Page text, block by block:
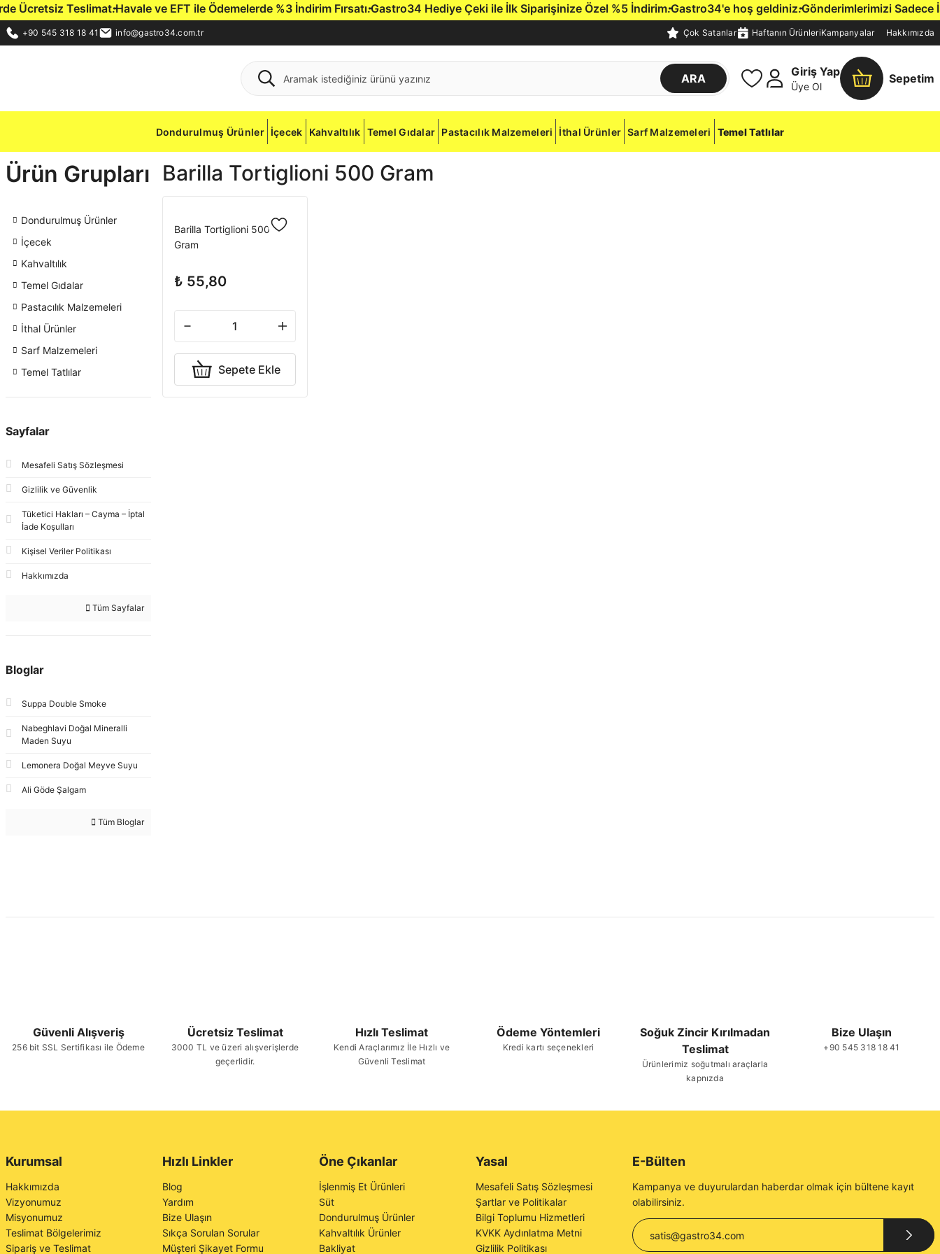
Teslimat.Havale ve EFT ile Ödemelerde %3 İndirim Fırsatı.Gastro34 Hediye Çeki ile İlk Siparişinize Özel %5 İndirim.Gastro34'e hoş geldiniz.Gönderimlerimizi Sadece
+90 545 318 18 41 info@gastro34.com.tr Çok Satanlar Haftanın ÜrünleriKampanyalar Hakkımızda
ARA
Giriş Yap
Üye Ol
Sepetim
Dondurulmuş Ürünler İçecek Kahvaltılık Temel Gıdalar Pastacılık Malzemeleri İthal Ürünler Sarf Malzemeleri Temel Tatlılar
Ürün Grupları
Dondurulmuş Ürünler
İçecek
Kahvaltılık
Temel Gıdalar
Pastacılık Malzemeleri
İthal Ürünler
Sarf Malzemeleri
Temel Tatlılar
Sayfalar
Mesafeli Satış Sözleşmesi
Gizlilik ve Güvenlik
Tüketici Hakları – Cayma – İptal
İade Koşulları
Kişisel Veriler Politikası
Hakkımızda
Tüm Sayfalar
Bloglar
Suppa Double Smoke
Nabeghlavi Doğal Mineralli
Maden Suyu
Lemonera Doğal Meyve Suyu
Ali Göde Şalgam
Tüm Bloglar
Barilla Tortiglioni 500 Gram
Barilla Tortiglioni 500
Gram
₺ 55,80
Sepete Ekle
Güvenli Alışveriş
256 bit SSL Sertifikası ile Ödeme
Ücretsiz Teslimat
3000 TL ve üzeri alışverişlerde
geçerlidir.
Hızlı Teslimat
Kendi Araçlarımız İle Hızlı ve
Güvenli Teslimat
Ödeme Yöntemleri
Kredi kartı seçenekleri
Soğuk Zincir Kırılmadan
Teslimat
Ürünlerimiz soğutmalı araçlarla
kapnızda
Bize Ulaşın
+90 545 318 18 41
Kurumsal
Hakkımızda
Vizyonumuz
Misyonumuz
Teslimat Bölgelerimiz
Sipariş ve Teslimat
Hızlı Linkler
Blog
Yardım
Bize Ulaşın
Sıkça Sorulan Sorular
Müşteri Şikayet Formu
Öne Çıkanlar
İşlenmiş Et Ürünleri
Süt
Dondurulmuş Ürünler
Kahvaltılık Ürünler
Bakliyat
Yasal
Mesafeli Satış Sözleşmesi
Şartlar ve Politikalar
Bilgi Toplumu Hizmetleri
KVKK Aydınlatma Metni
Gizlilik Politikası
E-Bülten
Kampanya ve duyurulardan haberdar olmak için bültene kayıt
olabilirsiniz.